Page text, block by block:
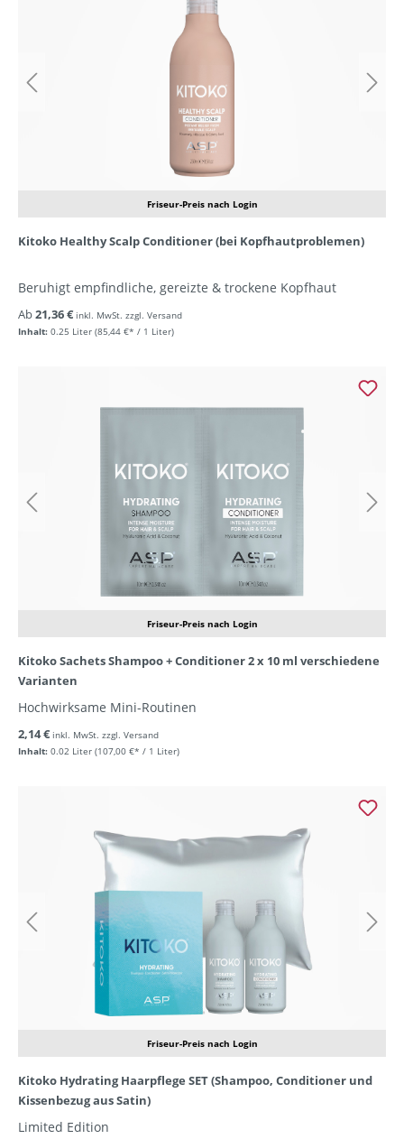
Friseur-Preis nach Login
Kitoko Healthy Scalp Conditioner (bei Kopfhautproblemen)
Beruhigt empfindliche, gereizte & trockene Kopfhaut
Inhalt: 0.25 Liter (85,44 €* / 1 Liter)
Ab21,36 € inkl. MwSt. zzgl. Versand
Friseur-Preis nach Login
Kitoko Sachets Shampoo + Conditioner 2 x 10 ml verschiedene
Varianten
Hochwirksame Mini-Routinen
Inhalt: 0.02 Liter (107,00 €* / 1 Liter)
2,14 € inkl. MwSt. zzgl. Versand
Friseur-Preis nach Login
Kitoko Hydrating Haarpflege SET (Shampoo, Conditioner und
Kissenbezug aus Satin)
Limited Edition